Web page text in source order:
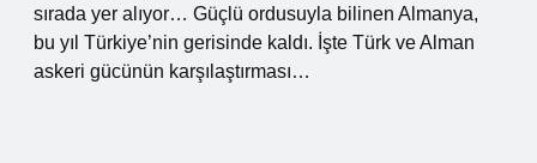
sırada yer alıyor… Güçlü ordusuyla bilinen Almanya,
bu yıl Türkiye’nin gerisinde kaldı. İşte Türk ve Alman
askeri gücünün karşılaştırması…